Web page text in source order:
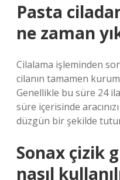
Pasta
ne zaman
Cilalama işleminden
cilanın tamamen
Genellikle bu süre 24
süre içerisinde
düzgün bir şekilde
Sonax çizik
nasıl